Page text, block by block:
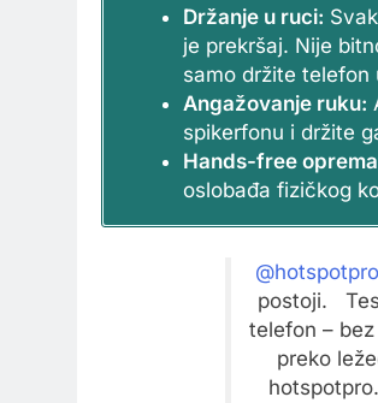
Držanje u ruci:
je prekršaj. Nije
samo držite telefon
Angažovanje ruku:
spikerfonu i držite
Hands-free
oslobađa fizičkog
postoji.
telefon –
preko